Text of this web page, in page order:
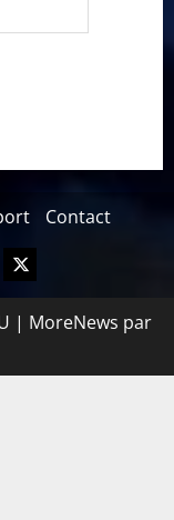
Contact
| MoreNews par